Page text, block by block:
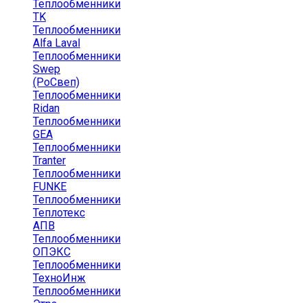
Теплообменники
TK
Теплообменники
Alfa Laval
Теплообменники
Swep
(РоСвеп)
Теплообменники
Ridan
Теплообменники
GEA
Теплообменники
Tranter
Теплообменники
FUNKE
Теплообменники
Теплотекс
АПВ
Теплообменники
ОПЭКС
Теплообменники
ТехноИнж
Теплообменники